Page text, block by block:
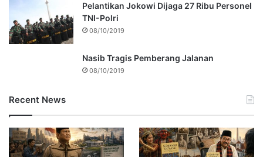
Pelantikan Jokowi Dijaga 27 Ribu Personel
TNI-Polri
08/10/2019
Nasib Tragis Pemberang Jalanan
08/10/2019
Recent News